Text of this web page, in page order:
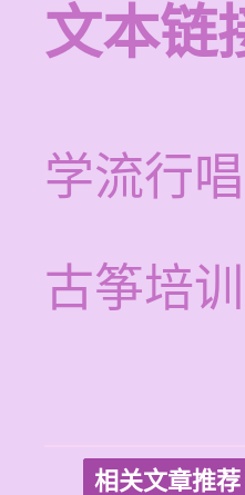
文本链
学流行
古筝培
相关文章推荐